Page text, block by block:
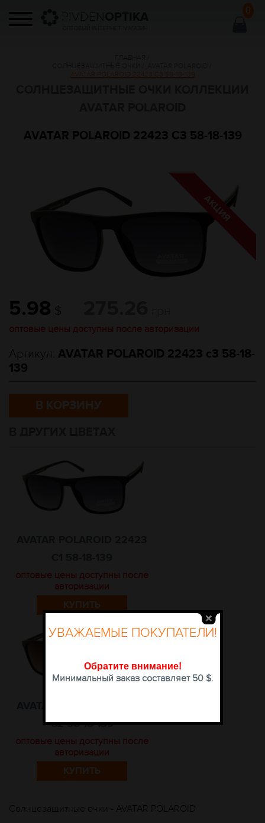
0
AVATAR POLAROID 22423 C3 58-18-139
AVATAR POLAROID 22423 C3 58-18-139
5.98 $
оптовые цены доступны после авторизации
Артикул: AVATAR POLAROID 22423 c3 58-18-
139
В КОРЗИНУ
оптовые цены доступны после
авторизации
КУПИТЬ
C2 58-18-139
оптовые цены доступны после
авторизации
КУПИТЬ
Солнцезащитные очки - AVATAR POLAROID
УВАЖАЕМЫЕ ПОКУПАТЕЛИ!
Обратите внимание!
Минимальный заказ составляет 50 $.